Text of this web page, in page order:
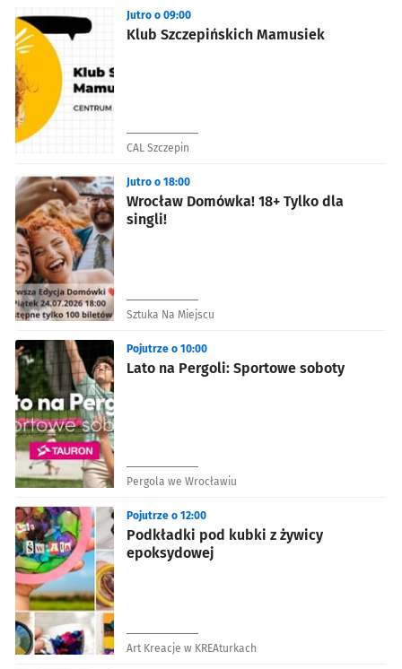
Klub Szczepińskich Mamusiek
Jutro o 09:00
CAL Szczepin
Wrocław Domówka! 18+ Tylko dla
singli!
Jutro o 18:00
Sztuka Na Miejscu
Lato na Pergoli: Sportowe soboty
Pojutrze o 10:00
Pergola we Wrocławiu
Podkładki pod kubki z żywicy
epoksydowej
Pojutrze o 12:00
Art Kreacje w KREAturkach